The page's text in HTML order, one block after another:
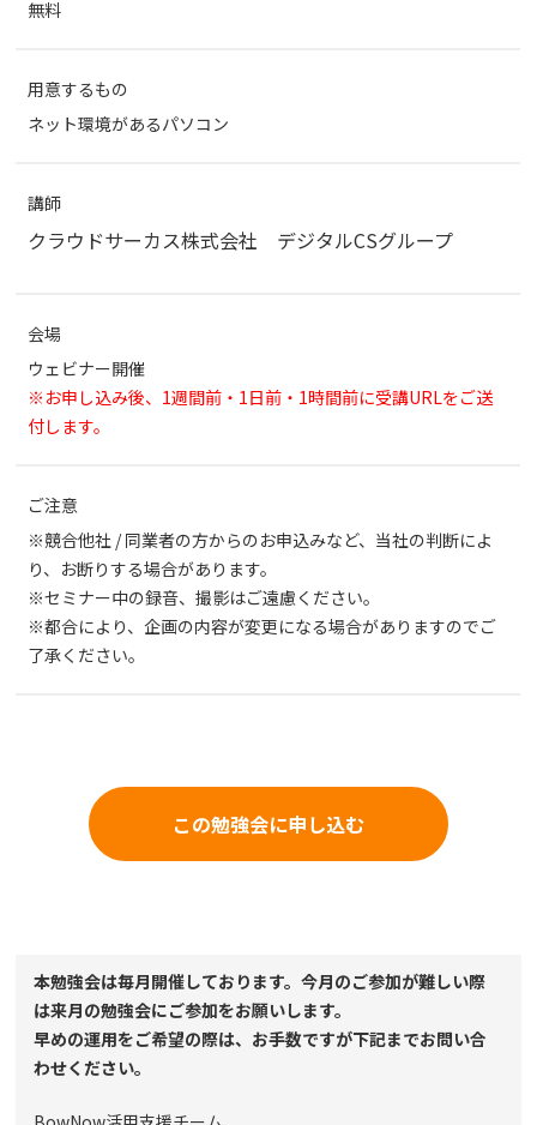
無料
用意するもの
ネット環境があるパソコン
講師
クラウドサーカス株式会社 デジタルCSグループ
会場
ウェビナー開催
※お申し込み後、1週間前・1日前・1時間前に受講URLをご送
付します。
ご注意
※競合他社 / 同業者の方からのお申込みなど、当社の判断によ
り、お断りする場合があります。
※セミナー中の録音、撮影はご遠慮ください。
※都合により、企画の内容が変更になる場合がありますのでご
了承ください。
この勉強会に申し込む
本勉強会は毎月開催しております。今月のご参加が難しい際
は来月の勉強会にご参加をお願いします。
早めの運用をご希望の際は、お手数ですが下記までお問い合
わせください。